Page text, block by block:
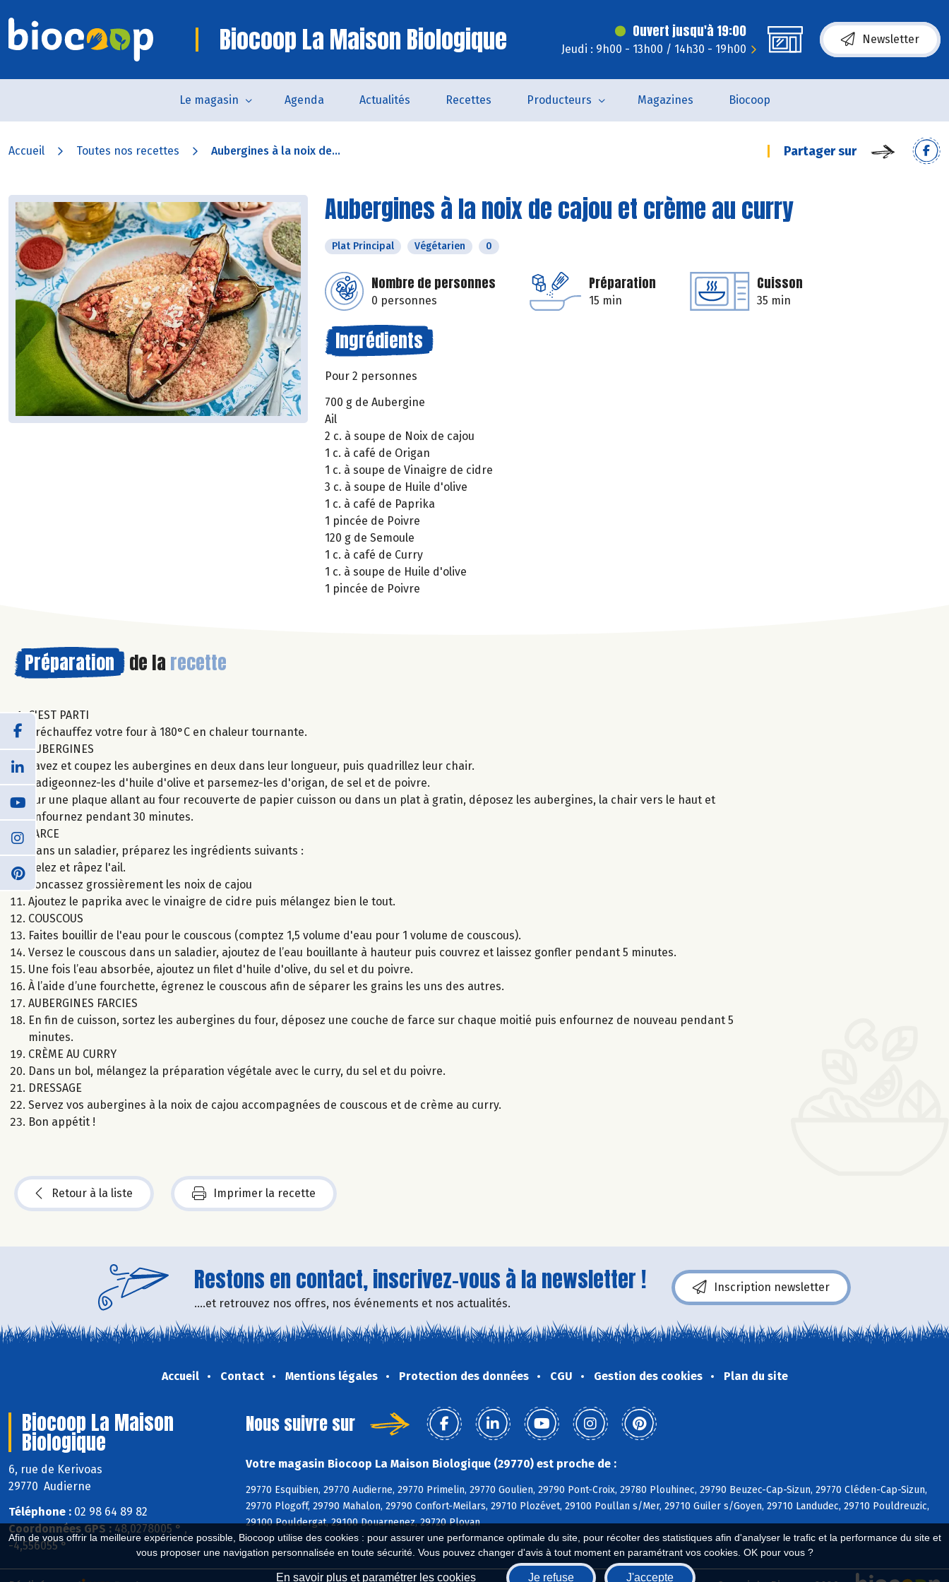
Afin de vous offrir la meilleure expérience possible, Biocoop utilise des cookies : pour assurer une performance optimale du site, pour récolter des statistiques afin d'analyser le trafic et la performance du site et
vous proposer une navigation personnalisée en toute sécurité. Vous pouvez changer d'avis à tout moment en paramétrant vos cookies. OK pour vous ?
En savoir plus et paramétrer les cookies Je refuse J'accepte
Biocoop La Maison Biologique Ouvert jusqu'à 19:00
Jeudi : 9h00 - 13h00 / 14h30 - 19h00
Newsletter
Le magasin Agenda Actualités Recettes Producteurs Magazines Biocoop
Accueil Toutes nos recettes Aubergines à la noix de... Partager sur
Aubergines à la noix de cajou et crème au curry
Plat Principal Végétarien 0
Nombre de personnes
0 personnes
Préparation
15 min
Cuisson
35 min
Ingrédients
Pour 2 personnes
700 g de Aubergine
Ail
2 c. à soupe de Noix de cajou
1 c. à café de Origan
1 c. à soupe de Vinaigre de cidre
3 c. à soupe de Huile d'olive
1 c. à café de Paprika
1 pincée de Poivre
120 g de Semoule
1 c. à café de Curry
1 c. à soupe de Huile d'olive
1 pincée de Poivre
Préparation de la recette
C'EST PARTI
Préchauffez votre four à 180°C en chaleur tournante.
AUBERGINES
Lavez et coupez les aubergines en deux dans leur longueur, puis quadrillez leur chair.
Badigeonnez-les d'huile d'olive et parsemez-les d'origan, de sel et de poivre.
Sur une plaque allant au four recouverte de papier cuisson ou dans un plat à gratin, déposez les aubergines, la chair vers le haut et
enfournez pendant 30 minutes.
FARCE
Dans un saladier, préparez les ingrédients suivants :
Pelez et râpez l'ail.
Concassez grossièrement les noix de cajou
Ajoutez le paprika avec le vinaigre de cidre puis mélangez bien le tout.
COUSCOUS
Faites bouillir de l'eau pour le couscous (comptez 1,5 volume d'eau pour 1 volume de couscous).
Versez le couscous dans un saladier, ajoutez de l’eau bouillante à hauteur puis couvrez et laissez gonfler pendant 5 minutes.
Une fois l’eau absorbée, ajoutez un filet d'huile d'olive, du sel et du poivre.
À l’aide d’une fourchette, égrenez le couscous afin de séparer les grains les uns des autres.
AUBERGINES FARCIES
En fin de cuisson, sortez les aubergines du four, déposez une couche de farce sur chaque moitié puis enfournez de nouveau pendant 5
minutes.
CRÈME AU CURRY
Dans un bol, mélangez la préparation végétale avec le curry, du sel et du poivre.
DRESSAGE
Servez vos aubergines à la noix de cajou accompagnées de couscous et de crème au curry.
Bon appétit !
Retour à la liste Imprimer la recette
Restons en contact, inscrivez-vous à la newsletter !
....et retrouvez nos offres, nos événements et nos actualités.
Inscription newsletter
Accueil Contact Mentions légales Protection des données CGU Gestion des cookies Plan du site
Biocoop La Maison
Biologique
6, rue de Kerivoas
29770 Audierne
Téléphone : 02 98 64 89 82
Coordonnées GPS : 48,0278005 ° ,
-4,556055 °
Nous suivre sur
Votre magasin Biocoop La Maison Biologique (29770) est proche de :
29770 Esquibien, 29770 Audierne, 29770 Primelin, 29770 Goulien, 29790 Pont-Croix, 29780 Plouhinec, 29790 Beuzec-Cap-Sizun, 29770 Cléden-Cap-Sizun,
29770 Plogoff, 29790 Mahalon, 29790 Confort-Meilars, 29710 Plozévet, 29100 Poullan s/Mer, 29710 Guiler s/Goyen, 29710 Landudec, 29710 Pouldreuzic,
29100 Pouldergat, 29100 Douarnenez, 29720 Plovan